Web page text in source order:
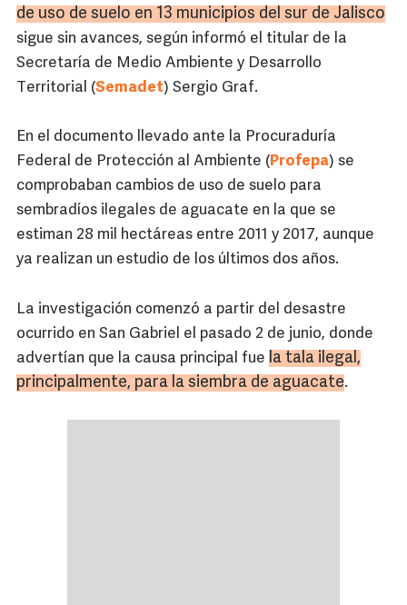
de uso de suelo en 13 municipios del sur de Jalisco
sigue sin avances, según informó el titular de la
Secretaría de Medio Ambiente y Desarrollo
Territorial (Semadet) Sergio Graf.
En el documento llevado ante la Procuraduría
Federal de Protección al Ambiente (Profepa) se
comprobaban cambios de uso de suelo para
sembradíos ilegales de aguacate en la que se
estiman 28 mil hectáreas entre 2011 y 2017, aunque
ya realizan un estudio de los últimos dos años.
La investigación comenzó a partir del desastre
ocurrido en San Gabriel el pasado 2 de junio, donde
advertían que la causa principal fue la tala ilegal,
principalmente, para la siembra de aguacate.